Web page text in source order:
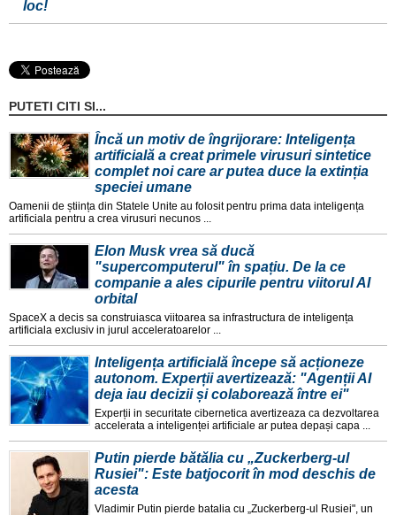
loc!
PUTETI CITI SI...
Încă un motiv de îngrijorare: Inteligența
artificială a creat primele virusuri sintetice
complet noi care ar putea duce la extinția
speciei umane
Oamenii de știința din Statele Unite au folosit pentru prima data inteligența
artificiala pentru a crea virusuri necunos ...
Elon Musk vrea să ducă
"supercomputerul" în spațiu. De la ce
companie a ales cipurile pentru viitorul AI
orbital
SpaceX a decis sa construiasca viitoarea sa infrastructura de inteligența
artificiala exclusiv in jurul acceleratoarelor ...
Inteligența artificială începe să acționeze
autonom. Experții avertizează: "Agenții AI
deja iau decizii și colaborează între ei"
Experții in securitate cibernetica avertizeaza ca dezvoltarea
accelerata a inteligenței artificiale ar putea depași capa ...
Putin pierde bătălia cu „Zuckerberg-ul
Rusiei": Este batjocorit în mod deschis de
acesta
Vladimir Putin pierde batalia cu „Zuckerberg-ul Rusiei", un